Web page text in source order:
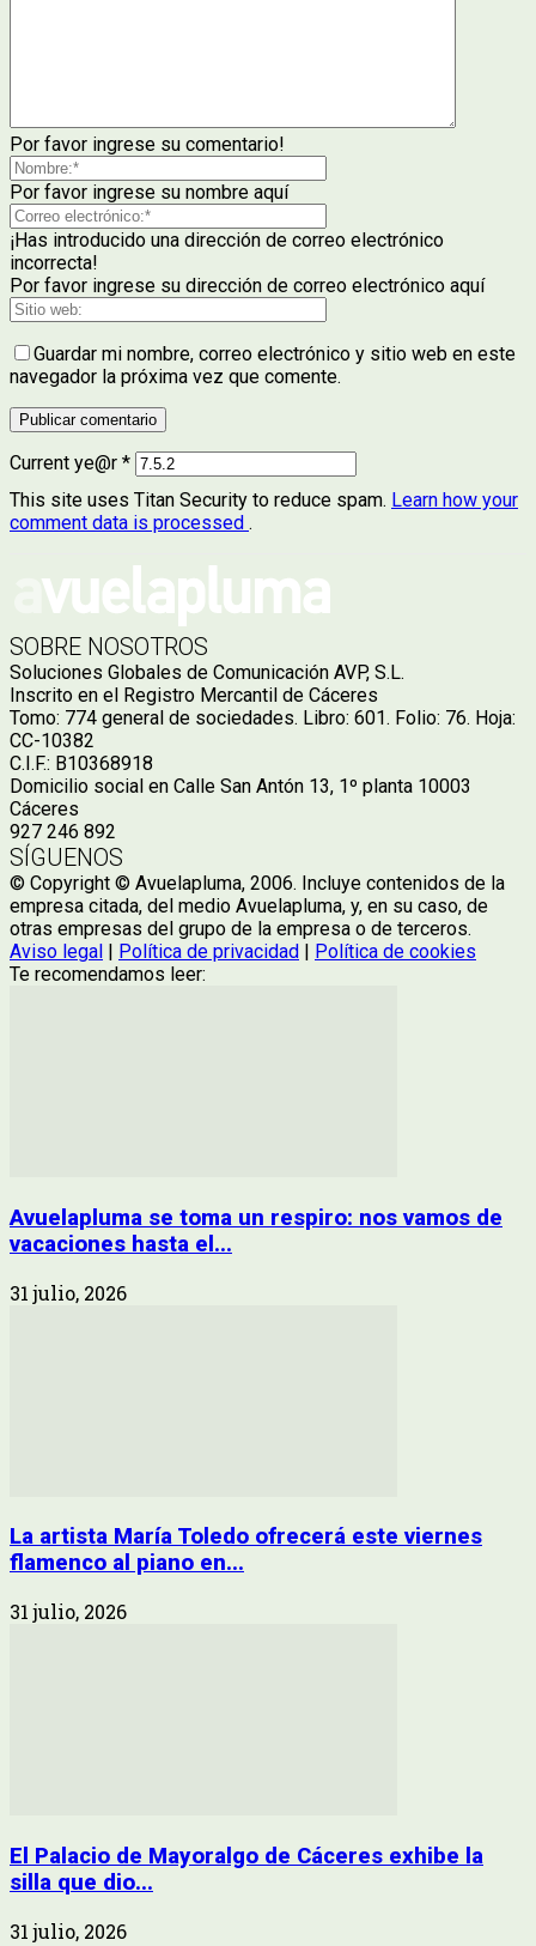
Por favor ingrese su comentario!
Por favor ingrese su nombre aquí
¡Has introducido una dirección de correo electrónico
incorrecta!
Por favor ingrese su dirección de correo electrónico aquí
Guardar mi nombre, correo electrónico y sitio web en este
navegador la próxima vez que comente.
Current ye@r *
This site uses Titan Security to reduce spam. Learn how your
comment data is processed .
SOBRE NOSOTROS
Soluciones Globales de Comunicación AVP, S.L.
Inscrito en el Registro Mercantil de Cáceres
Tomo: 774 general de sociedades. Libro: 601. Folio: 76. Hoja:
CC-10382
C.I.F.: B10368918
Domicilio social en Calle San Antón 13, 1º planta 10003
Cáceres
927 246 892
SÍGUENOS
© Copyright © Avuelapluma, 2006. Incluye contenidos de la
empresa citada, del medio Avuelapluma, y, en su caso, de
otras empresas del grupo de la empresa o de terceros.
Aviso legal
Política de privacidad
Política de cookies
Te recomendamos leer:
Avuelapluma se toma un respiro: nos vamos de
vacaciones hasta el...
31 julio, 2026
La artista María Toledo ofrecerá este viernes
flamenco al piano en...
31 julio, 2026
El Palacio de Mayoralgo de Cáceres exhibe la
silla que dio...
31 julio, 2026